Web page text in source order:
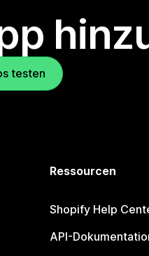
testen
Ressourcen
Shopify Help
API-